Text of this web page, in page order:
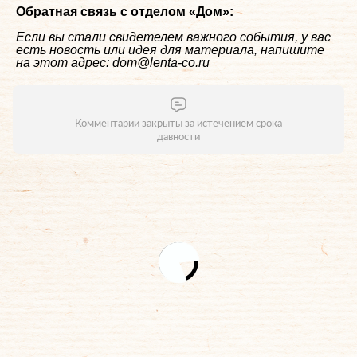
Обратная связь с отделом «Дом»:
Если вы стали свидетелем важного события, у вас
есть новость или идея для материала, напишите
на этот адрес: dom@lenta-co.ru
Комментарии закрыты за истечением срока
давности